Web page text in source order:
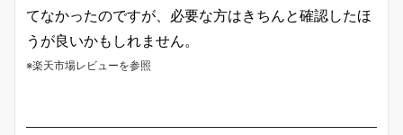
てなかったのですが、必要な方はきちんと確認したほ
うが良いかもしれません。
※楽天市場レビューを参照